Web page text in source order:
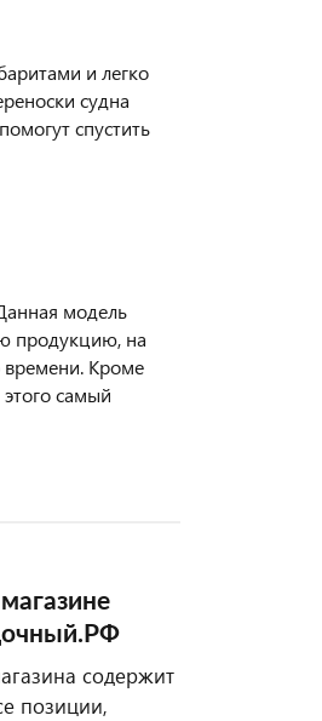
и легко
судна
спустить
модель
продукцию, на
времени. Кроме
самый
содержит
позиции,